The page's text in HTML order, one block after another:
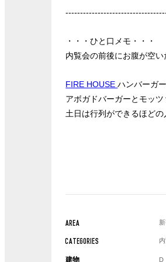
・・・ひと口メモ・・・
内覧会の前後にお腹が空い
FIRE HOUSEハンバーガ
アボガドバーガーとモッツ
土日は行列ができるほどの
AREA
CATEGORIES
建物 D